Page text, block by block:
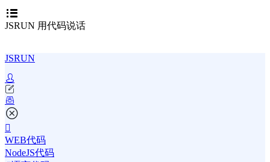
JSRUN 用代码说话
JSRUN
WEB代码
NodeJS代码